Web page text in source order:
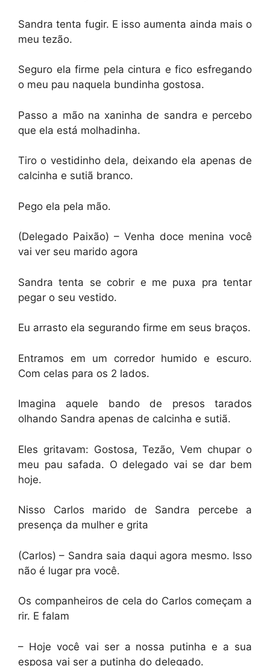
Sandra tenta fugir. E isso aumenta ainda mais o
meu tezão.
Seguro ela firme pela cintura e fico esfregando
o meu pau naquela bundinha gostosa.
Passo a mão na xaninha de sandra e percebo
que ela está molhadinha.
Tiro o vestidinho dela, deixando ela apenas de
calcinha e sutiã branco.
Pego ela pela mão.
(Delegado Paixão) – Venha doce menina você
vai ver seu marido agora
Sandra tenta se cobrir e me puxa pra tentar
pegar o seu vestido.
Eu arrasto ela segurando firme em seus braços.
Entramos em um corredor humido e escuro.
Com celas para os 2 lados.
Imagina aquele bando de presos tarados
olhando Sandra apenas de calcinha e sutiã.
Eles gritavam: Gostosa, Tezão, Vem chupar o
meu pau safada. O delegado vai se dar bem
hoje.
Nisso Carlos marido de Sandra percebe a
presença da mulher e grita
(Carlos) – Sandra saia daqui agora mesmo. Isso
não é lugar pra você.
Os companheiros de cela do Carlos começam a
rir. E falam
– Hoje você vai ser a nossa putinha e a sua
esposa vai ser a putinha do delegado.